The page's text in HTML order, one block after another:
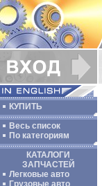
КУПИТЬ
Весь список
По категориям
КАТАЛОГИ
ЗАПЧАСТЕЙ
Легковые авто
Грузовые авто